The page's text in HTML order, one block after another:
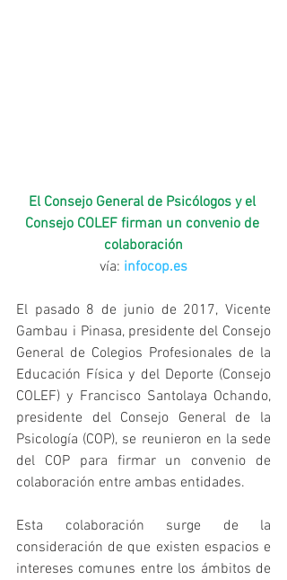
El Consejo General de Psicólogos y el
Consejo COLEF firman un convenio de
colaboración
vía: infocop.es
El pasado 8 de junio de 2017, Vicente
Gambau i Pinasa, presidente del Consejo
General de Colegios Profesionales de la
Educación Física y del Deporte (Consejo
COLEF) y Francisco Santolaya Ochando,
presidente del Consejo General de la
Psicología (COP), se reunieron en la sede
del COP para firmar un convenio de
colaboración entre ambas entidades.
Esta colaboración surge de la
consideración de que existen espacios e
intereses comunes entre los ámbitos de